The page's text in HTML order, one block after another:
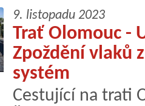
9. listopadu 2023
Trať Olomouc -
Zpoždění vlaků
systém
Cestující na trati